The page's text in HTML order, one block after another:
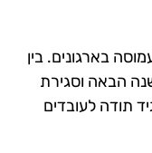
בארגונים. בין
הבאה וסגירת
תודה לעובדים